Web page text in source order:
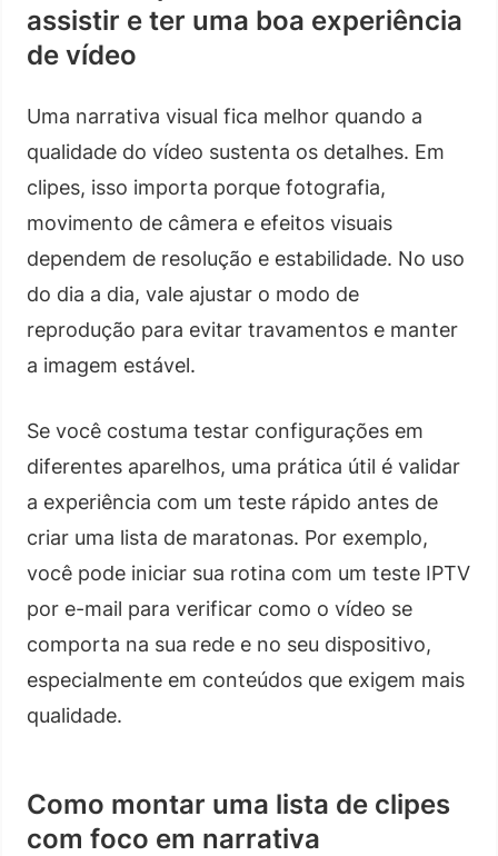
assistir e ter uma boa experiência
de vídeo
Uma narrativa visual fica melhor quando a
qualidade do vídeo sustenta os detalhes. Em
clipes, isso importa porque fotografia,
movimento de câmera e efeitos visuais
dependem de resolução e estabilidade. No uso
do dia a dia, vale ajustar o modo de
reprodução para evitar travamentos e manter
a imagem estável.
Se você costuma testar configurações em
diferentes aparelhos, uma prática útil é validar
a experiência com um teste rápido antes de
criar uma lista de maratonas. Por exemplo,
você pode iniciar sua rotina com um teste IPTV
por e-mail para verificar como o vídeo se
comporta na sua rede e no seu dispositivo,
especialmente em conteúdos que exigem mais
qualidade.
Como montar uma lista de clipes
com foco em narrativa